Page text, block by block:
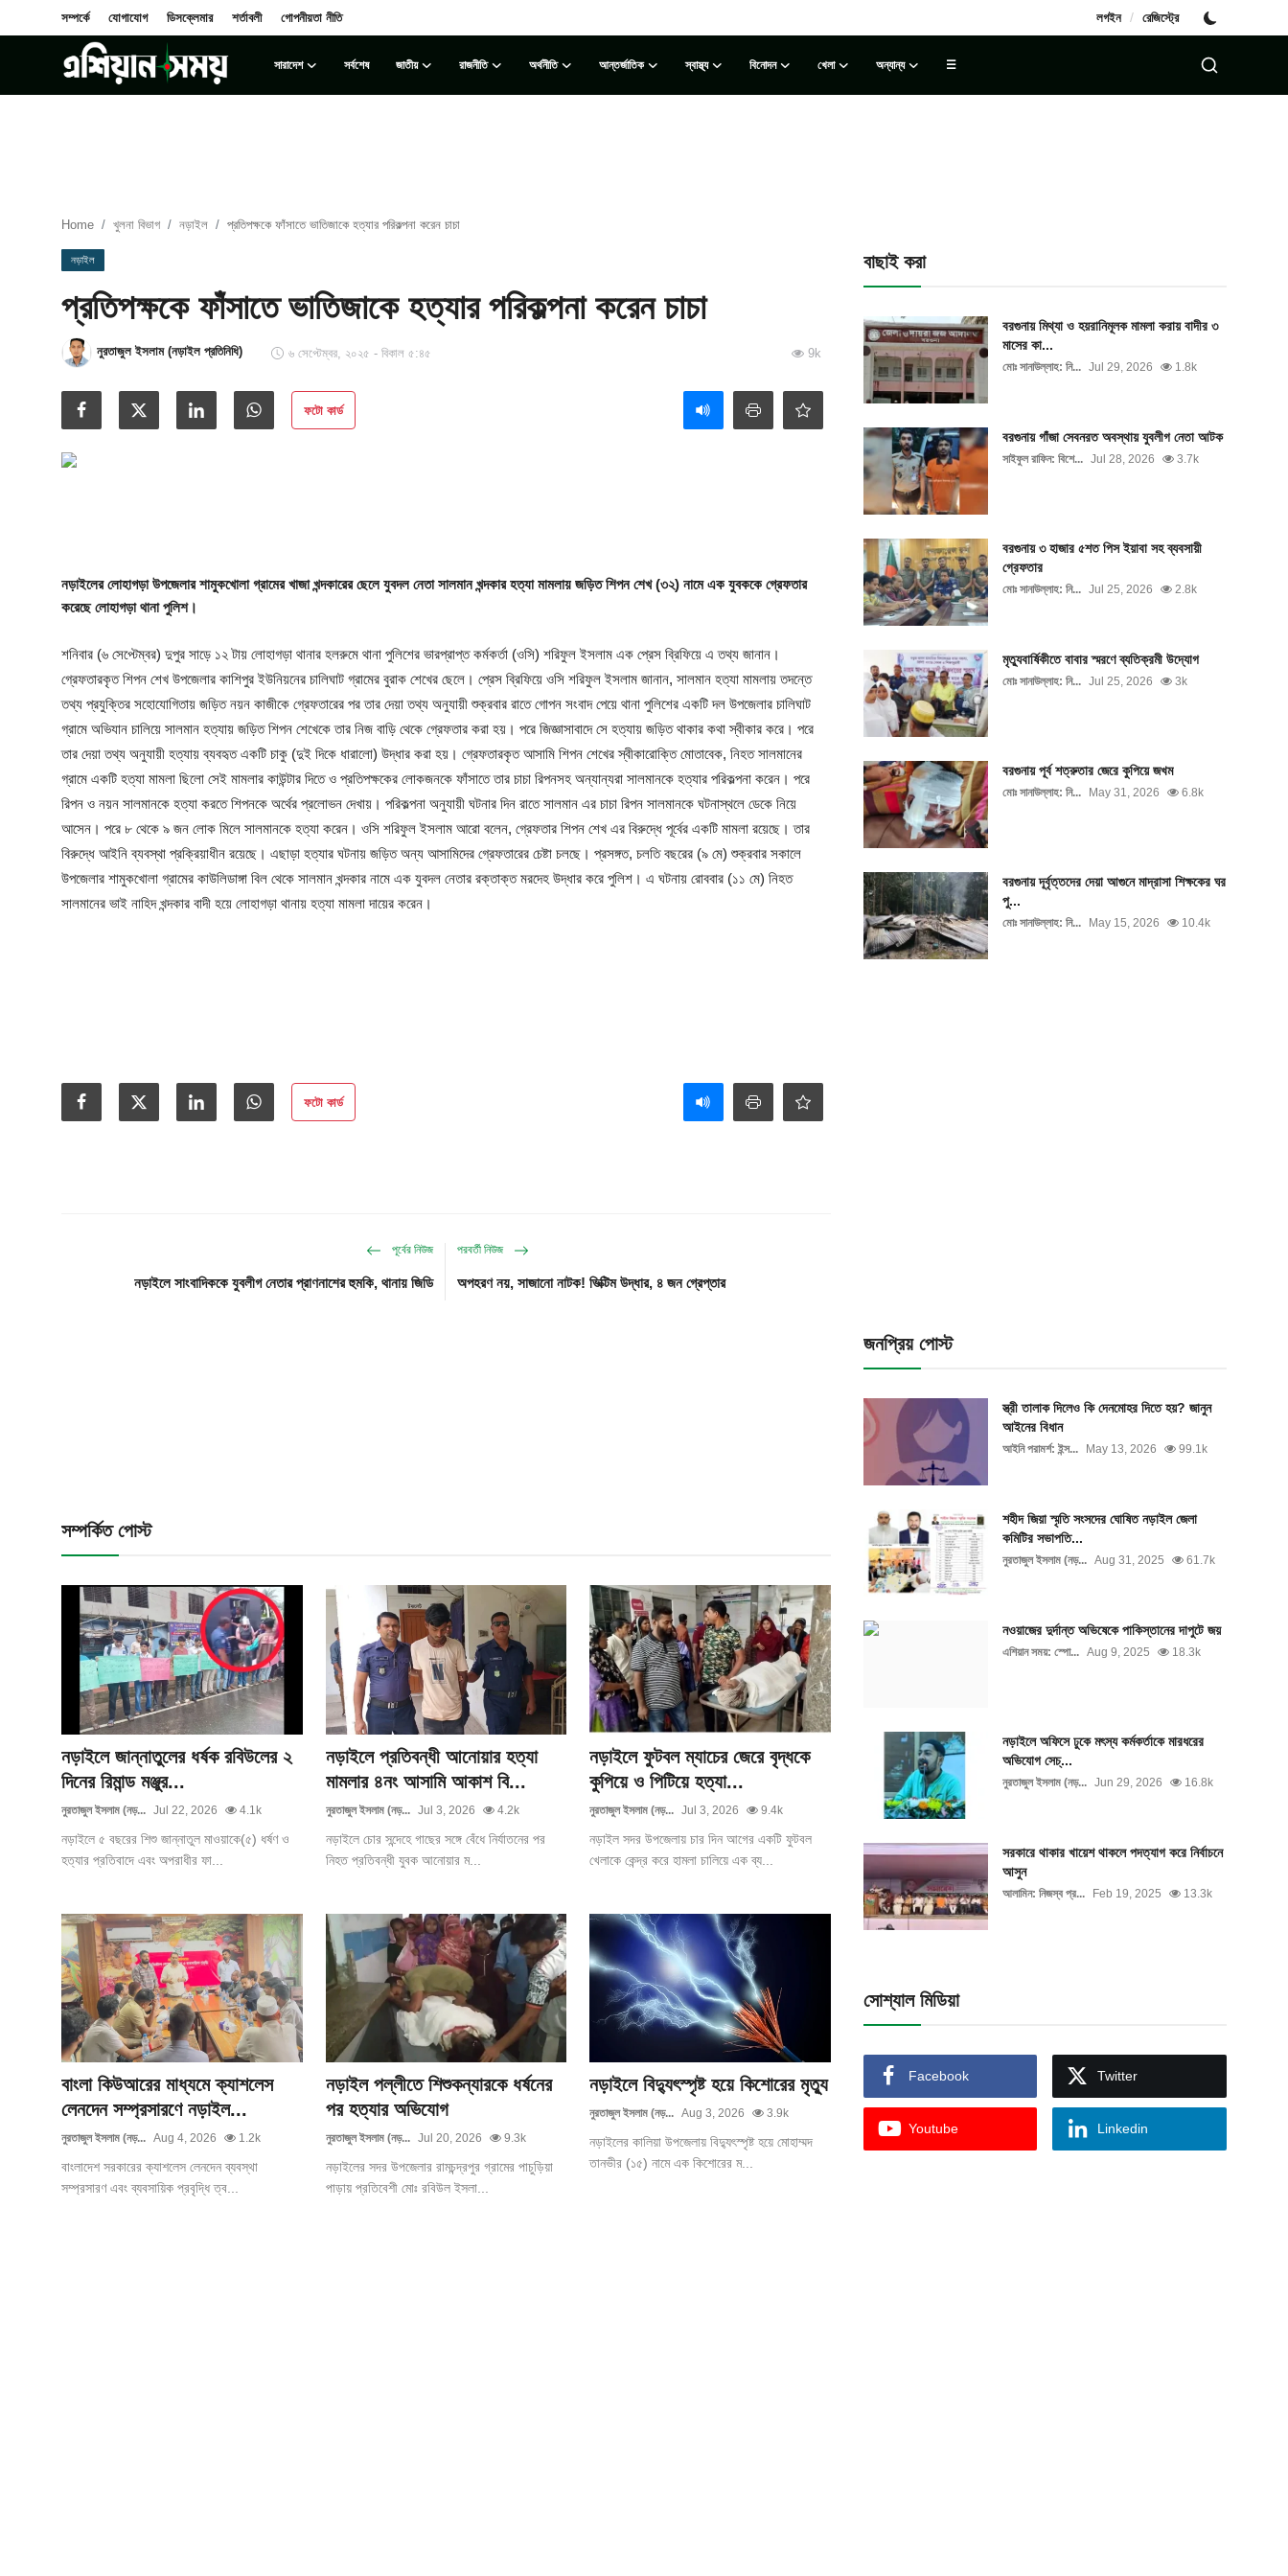
সম্পর্কে যোগাযোগ ডিসক্লেমার শর্তাবলী গোপনীয়তা নীতি লগইন / রেজিস্ট্রে
সারাদেশ সর্বশেষ জাতীয় রাজনীতি অর্থনীতি আন্তর্জাতিক স্বাস্থ্য বিনোদন খেলা অন্যান্য ☰
ডিসক্লেমার
রাজশাহী বিভাগ
Home খুলনা বিভাগ নড়াইল প্রতিপক্ষকে ফাঁসাতে ভাতিজাকে হত্যার পরিকল্পনা করেন চাচা
নড়াইল
প্রতিপক্ষকে ফাঁসাতে ভাতিজাকে হত্যার পরিকল্পনা করেন চাচা
নুরতাজুল ইসলাম (নড়াইল প্রতিনিধি) ৬ সেপ্টেম্বর, ২০২৫ - বিকাল ৫:৪৫ 9k
ফটো কার্ড
নড়াইলের লোহাগড়া উপজেলার শামুকখোলা গ্রামের খাজা খন্দকারের ছেলে যুবদল নেতা সালমান খন্দকার হত্যা মামলায় জড়িত শিপন শেখ (৩২) নামে এক যুবককে গ্রেফতার
করেছে লোহাগড়া থানা পুলিশ।
শনিবার (৬ সেপ্টেম্বর) দুপুর সাড়ে ১২ টায় লোহাগড়া থানার হলরুমে থানা পুলিশের ভারপ্রাপ্ত কর্মকর্তা (ওসি) শরিফুল ইসলাম এক প্রেস ব্রিফিয়ে এ তথ্য জানান।
গ্রেফতারকৃত শিপন শেখ উপজেলার কাশিপুর ইউনিয়নের চালিঘাট গ্রামের বুরাক শেখের ছেলে। প্রেস ব্রিফিয়ে ওসি শরিফুল ইসলাম জানান, সালমান হত্যা মামলায় তদন্তে
তথ্য প্রযুক্তির সহোযোগিতায় জড়িত নয়ন কাজীকে গ্রেফতারের পর তার দেয়া তথ্য অনুযায়ী শুক্রবার রাতে গোপন সংবাদ পেয়ে থানা পুলিশের একটি দল উপজেলার চালিঘাট
গ্রামে অভিযান চালিয়ে সালমান হত্যায় জড়িত শিপন শেখেকে তার নিজ বাড়ি থেকে গ্রেফতার করা হয়। পরে জিজ্ঞাসাবাদে সে হত্যায় জড়িত থাকার কথা স্বীকার করে। পরে
তার দেয়া তথ্য অনুযায়ী হত্যায় ব্যবহৃত একটি চাকু (দুই দিকে ধারালো) উদ্ধার করা হয়। গ্রেফতারকৃত আসামি শিপন শেখের স্বীকারোক্তি মোতাবেক, নিহত সালমানের
গ্রামে একটি হত্যা মামলা ছিলো সেই মামলার কাউন্টার দিতে ও প্রতিপক্ষকের লোকজনকে ফাঁসাতে তার চাচা রিপনসহ অন্যান্যরা সালমানকে হত্যার পরিকল্পনা করেন। পরে
রিপন ও নয়ন সালমানকে হত্যা করতে শিপনকে অর্থের প্রলোভন দেখায়। পরিকল্পনা অনুযায়ী ঘটনার দিন রাতে সালমান এর চাচা রিপন সালমানকে ঘটনাস্থলে ডেকে নিয়ে
আসেন। পরে ৮ থেকে ৯ জন লোক মিলে সালমানকে হত্যা করেন। ওসি শরিফুল ইসলাম আরো বলেন, গ্রেফতার শিপন শেখ এর বিরুদ্ধে পূর্বের একটি মামলা রয়েছে। তার
বিরুদ্ধে আইনি ব্যবস্থা প্রক্রিয়াধীন রয়েছে। এছাড়া হত্যার ঘটনায় জড়িত অন্য আসামিদের গ্রেফতারের চেষ্টা চলছে। প্রসঙ্গত, চলতি বছরের (৯ মে) শুক্রবার সকালে
উপজেলার শামুকখোলা গ্রামের কাউলিডাঙ্গা বিল থেকে সালমান খন্দকার নামে এক যুবদল নেতার রক্তাক্ত মরদেহ উদ্ধার করে পুলিশ। এ ঘটনায় রোববার (১১ মে) নিহত
সালমানের ভাই নাহিদ খন্দকার বাদী হয়ে লোহাগড়া থানায় হত্যা মামলা দায়ের করেন।
ফটো কার্ড
পূর্বের নিউজ
নড়াইলে সাংবাদিককে যুবলীগ নেতার প্রাণনাশের হুমকি, থানায় জিডি
পরবর্তী নিউজ
অপহরণ নয়, সাজানো নাটক! ভিক্টিম উদ্ধার, ৪ জন গ্রেপ্তার
সম্পর্কিত পোস্ট
নড়াইলে জান্নাতুলের ধর্ষক রবিউলের ২
দিনের রিমান্ড মঞ্জুর...
নুরতাজুল ইসলাম (নড়... Jul 22, 2026 4.1k
নড়াইলে ৫ বছরের শিশু জান্নাতুল মাওয়াকে(৫) ধর্ষণ ও
হত্যার প্রতিবাদে এবং অপরাধীর ফা...
নড়াইলে প্রতিবন্ধী আনোয়ার হত্যা
মামলার ৪নং আসামি আকাশ বি...
নুরতাজুল ইসলাম (নড়... Jul 3, 2026 4.2k
নড়াইলে চোর সন্দেহে গাছের সঙ্গে বেঁধে নির্যাতনের পর
নিহত প্রতিবন্ধী যুবক আনোয়ার ম...
নড়াইলে ফুটবল ম্যাচের জেরে বৃদ্ধকে
কুপিয়ে ও পিটিয়ে হত্যা...
নুরতাজুল ইসলাম (নড়... Jul 3, 2026 9.4k
নড়াইল সদর উপজেলায় চার দিন আগের একটি ফুটবল
খেলাকে কেন্দ্র করে হামলা চালিয়ে এক ব্য...
বাংলা কিউআরের মাধ্যমে ক্যাশলেস
লেনদেন সম্প্রসারণে নড়াইল...
নুরতাজুল ইসলাম (নড়... Aug 4, 2026 1.2k
বাংলাদেশ সরকারের ক্যাশলেস লেনদেন ব্যবস্থা
সম্প্রসারণ এবং ব্যবসায়িক প্রবৃদ্ধি ত্ব...
নড়াইল পল্লীতে শিশুকন্যারকে ধর্ষনের
পর হত্যার অভিযোগ
নুরতাজুল ইসলাম (নড়... Jul 20, 2026 9.3k
নড়াইলের সদর উপজেলার রামচন্দ্রপুর গ্রামের পাচুড়িয়া
পাড়ায় প্রতিবেশী মোঃ রবিউল ইসলা...
নড়াইলে বিদ্যুৎস্পৃষ্ট হয়ে কিশোরের মৃত্যু
নুরতাজুল ইসলাম (নড়... Aug 3, 2026 3.9k
নড়াইলের কালিয়া উপজেলায় বিদ্যুৎস্পৃষ্ট হয়ে মোহাম্মদ
তানভীর (১৫) নামে এক কিশোরের ম...
বাছাই করা
বরগুনায় মিথ্যা ও হয়রানিমূলক মামলা করায় বাদীর ৩
মাসের কা...
মোঃ সানাউল্লাহ: নি... Jul 29, 2026 1.8k
বরগুনায় গাঁজা সেবনরত অবস্থায় যুবলীগ নেতা আটক
সাইফুল রাফিন: বিশে... Jul 28, 2026 3.7k
বরগুনায় ৩ হাজার ৫শত পিস ইয়াবা সহ ব্যবসায়ী
গ্রেফতার
মোঃ সানাউল্লাহ: নি... Jul 25, 2026 2.8k
মৃত্যুবার্ষিকীতে বাবার স্মরণে ব্যতিক্রমী উদ্যোগ
মোঃ সানাউল্লাহ: নি... Jul 25, 2026 3k
বরগুনায় পূর্ব শত্রুতার জেরে কুপিয়ে জখম
মোঃ সানাউল্লাহ: নি... May 31, 2026 6.8k
বরগুনায় দূর্বৃত্তদের দেয়া আগুনে মাদ্রাসা শিক্ষকের ঘর
পু...
মোঃ সানাউল্লাহ: নি... May 15, 2026 10.4k
জনপ্রিয় পোস্ট
স্ত্রী তালাক দিলেও কি দেনমোহর দিতে হয়? জানুন
আইনের বিধান
আইনি পরামর্শ: ইন্স... May 13, 2026 99.1k
শহীদ জিয়া স্মৃতি সংসদের ঘোষিত নড়াইল জেলা
কমিটির সভাপতি...
নুরতাজুল ইসলাম (নড়... Aug 31, 2025 61.7k
নওয়াজের দুর্দান্ত অভিষেকে পাকিস্তানের দাপুটে জয়
এশিয়ান সময়: স্পো... Aug 9, 2025 18.3k
নড়াইলে অফিসে ঢুকে মৎস্য কর্মকর্তাকে মারধরের
অভিযোগ সেচ্...
নুরতাজুল ইসলাম (নড়... Jun 29, 2026 16.8k
সরকারে থাকার খায়েশ থাকলে পদত্যাগ করে নির্বাচনে
আসুন
আলামিন: নিজস্ব প্র... Feb 19, 2025 13.3k
সোশ্যাল মিডিয়া
Facebook Twitter
Youtube Linkedin